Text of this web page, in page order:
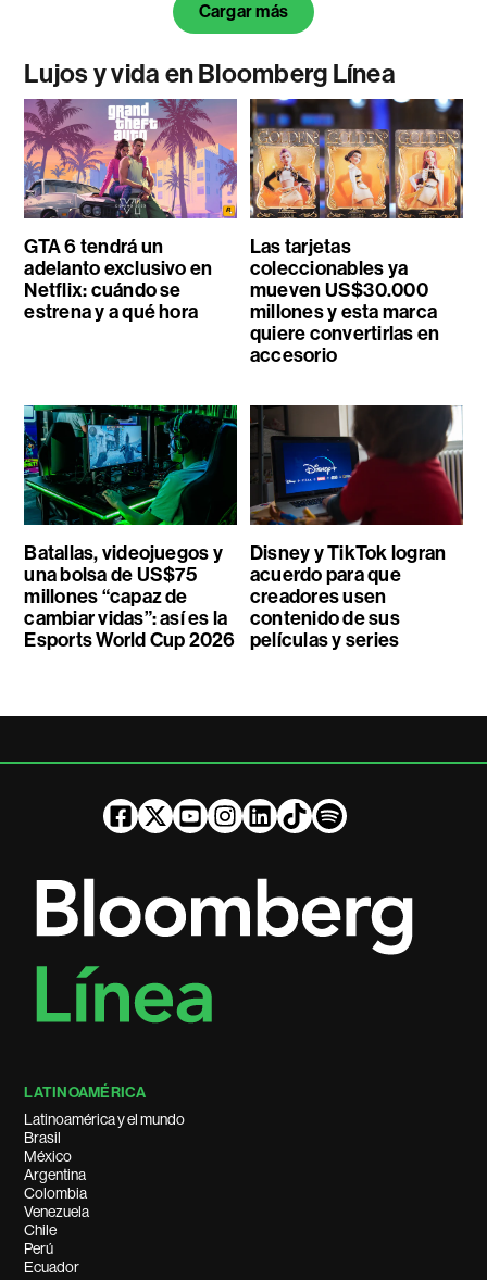
Cargar más
Lujos y vida en Bloomberg Línea
GTA 6 tendrá un
adelanto exclusivo en
Netflix: cuándo se
estrena y a qué hora
Las tarjetas
coleccionables ya
mueven US$30.000
millones y esta marca
quiere convertirlas en
accesorio
Batallas, videojuegos y
una bolsa de US$75
millones “capaz de
cambiar vidas”: así es la
Esports World Cup 2026
Disney y TikTok logran
acuerdo para que
creadores usen
contenido de sus
películas y series
LATINOAMÉRICA
Latinoamérica y el mundo
Brasil
México
Argentina
Colombia
Venezuela
Chile
Perú
Ecuador